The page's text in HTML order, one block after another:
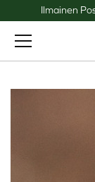
Ilmainen